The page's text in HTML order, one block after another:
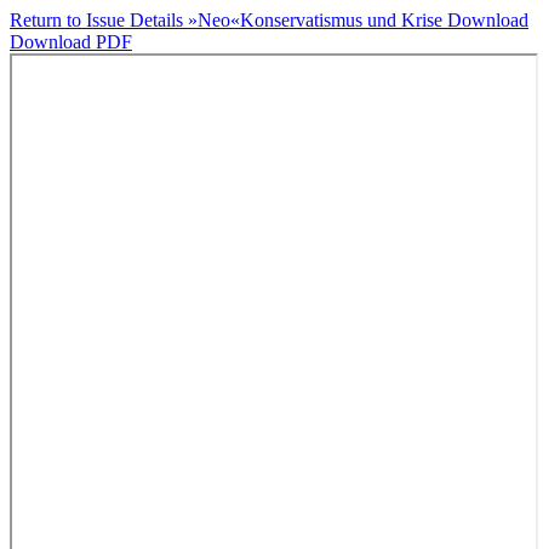
Return to Issue Details »Neo«Konservatismus und Krise Download
Download PDF